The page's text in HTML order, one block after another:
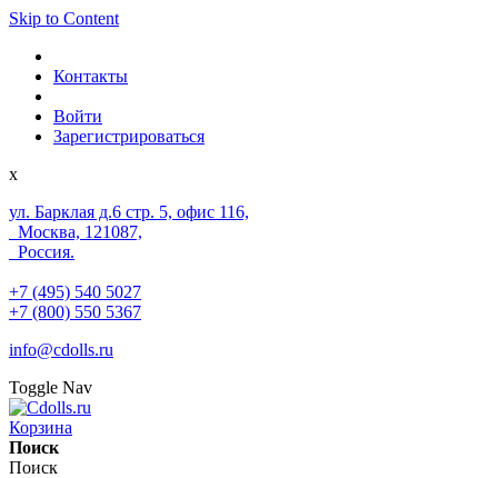
Skip to Content
Контакты
Войти
Зарегистрироваться
x
ул. Барклая д.6 стр. 5, офис 116,
Москва, 121087,
Россия.
+7 (495) 540 5027
+7 (800) 550 5367
info@cdolls.ru
Toggle Nav
Корзина
Поиск
Поиск